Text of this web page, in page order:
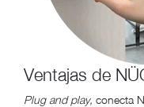
Ventajas de
Plug and play, conecta